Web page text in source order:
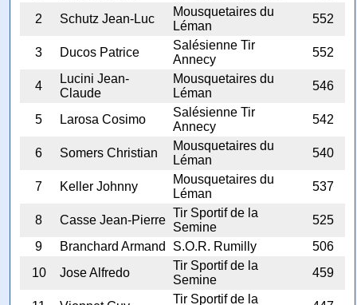
2
Schutz Jean-Luc
Mousquetaires du
Léman
552
3 Ducos Patrice
Salésienne Tir
Annecy
552
4
Lucini Jean-
Claude
Mousquetaires du
Léman
546
5 Larosa Cosimo
Salésienne Tir
Annecy
542
6 Somers Christian
Mousquetaires du
Léman
540
7 Keller Johnny
Mousquetaires du
Léman
537
8 Casse Jean-Pierre
Tir Sportif de la
Semine
525
9
Branchard Armand S.O.R. Rumilly
506
10
Jose Alfredo
Tir Sportif de la
Semine
459
Tir Sportif de la